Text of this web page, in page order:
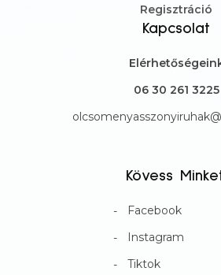
Regisztráció
Kapcsolat
06 30 261 3225
Kövess
Facebook
Instagram
Tiktok